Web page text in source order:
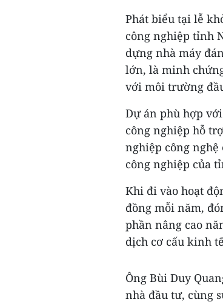
Phát biểu tại lễ
công nghiệp tỉnh
dựng nhà máy
lớn, là minh
với môi trường
Dự án phù hợp
công nghiệp hỗ
nghiệp công
công nghiệp của
Khi đi vào hoạt
đồng mỗi năm,
phần nâng cao
dịch cơ cấu kinh
Ông Bùi Duy
nhà đầu tư, cùng